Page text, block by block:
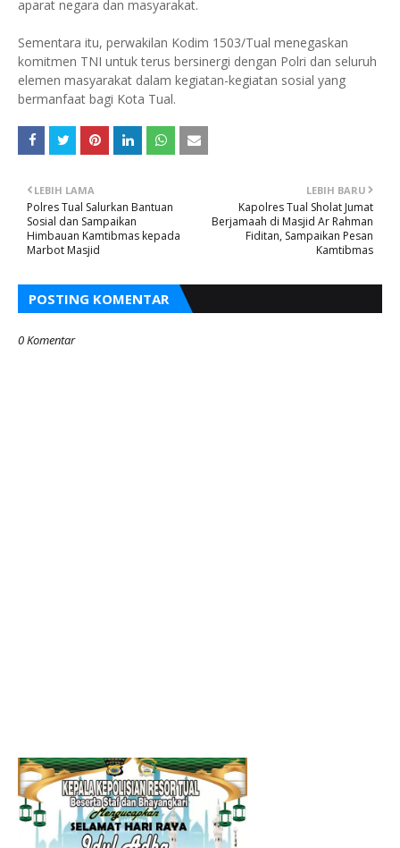
aparat negara dan masyarakat.
Sementara itu, perwakilan Kodim 1503/Tual menegaskan
komitmen TNI untuk terus bersinergi dengan Polri dan seluruh
elemen masyarakat dalam kegiatan-kegiatan sosial yang
bermanfaat bagi Kota Tual.
LEBIH BARU
Kapolres Tual Sholat Jumat
Berjamaah di Masjid Ar Rahman
Fiditan, Sampaikan Pesan
Kamtibmas
LEBIH LAMA
Polres Tual Salurkan Bantuan
Sosial dan Sampaikan
Himbauan Kamtibmas kepada
Marbot Masjid
POSTING KOMENTAR
0 Komentar